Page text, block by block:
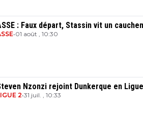
: Faux départ, Stassin vit un
•01 août , 10:30
Nzonzi rejoint Dunkerque en
2•31 juil. , 10:33